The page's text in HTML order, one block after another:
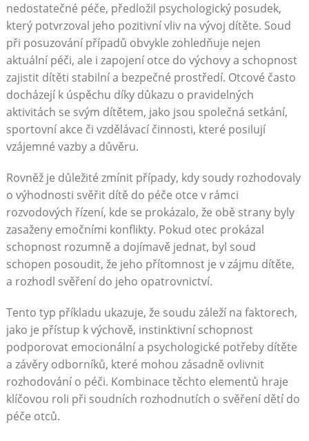
nedostatečné péče, předložil psychologický posudek,
který potvrzoval jeho pozitivní vliv na vývoj dítěte. Soud
při posuzování případů obvykle zohledňuje nejen
aktuální péči, ale i zapojení otce do výchovy a schopnost
zajistit dítěti stabilní a bezpečné prostředí. Otcové často
docházejí k úspěchu díky důkazu o pravidelných
aktivitách se svým dítětem, jako jsou společná setkání,
sportovní akce či vzdělávací činnosti, které posilují
vzájemné vazby a důvěru.
Rovněž je důležité zmínit případy, kdy soudy rozhodovaly
o výhodnosti svěřit dítě do péče otce v rámci
rozvodových řízení, kde se prokázalo, že obě strany byly
zasaženy emočními konflikty. Pokud otec prokázal
schopnost rozumně a dojímavě jednat, byl soud
schopen posoudit, že jeho přítomnost je v zájmu dítěte,
a rozhodl svěření do jeho opatrovnictví.
Tento typ příkladu ukazuje, že soudu záleží na faktorech,
jako je přístup k výchově, instinktivní schopnost
podporovat emocionální a psychologické potřeby dítěte
a závěry odborníků, které mohou zásadně ovlivnit
rozhodování o péči. Kombinace těchto elementů hraje
klíčovou roli při soudních rozhodnutích o svěření dětí do
péče otců.